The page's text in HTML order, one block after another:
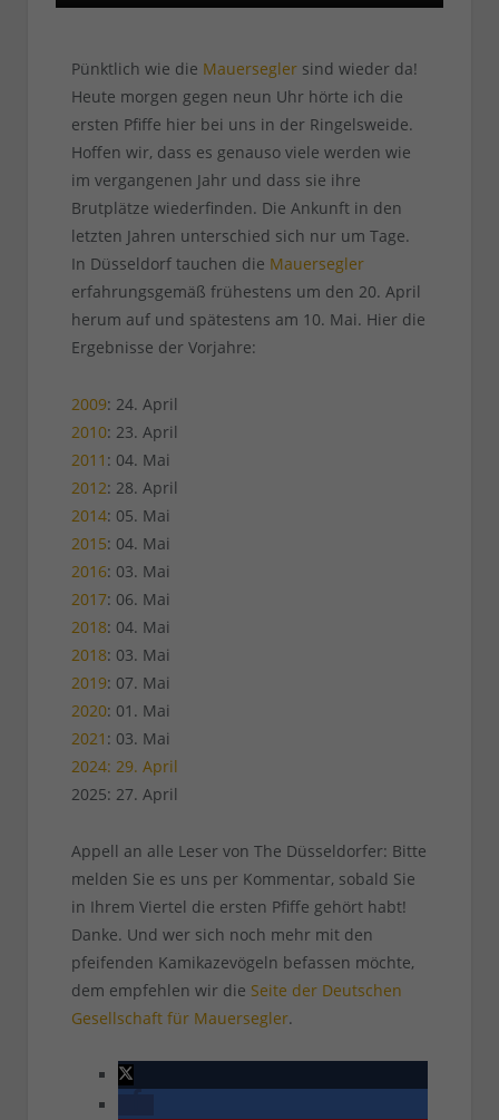
Pünktlich wie die Mauerseglersind wieder da!
Heute morgen gegen neun Uhr hörte ich die
ersten Pfiffe hier bei uns in der Ringelsweide.
Hoffen wir, dass es genauso viele werden wie
im vergangenen Jahr und dass sie ihre
Brutplätze wiederfinden. Die Ankunft in den
letzten Jahren unterschied sich nur um Tage.
In Düsseldorf tauchen die Mauersegler
erfahrungsgemäß frühestens um den 20. April
herum auf und spätestens am 10. Mai. Hier die
Ergebnisse der Vorjahre:
2009: 24. April
2010: 23. April
2011 : 04. Mai
2012: 28. April
2014: 05. Mai
2015: 04. Mai
2016: 03. Mai
2017: 06. Mai
2018: 04. Mai
2018: 03. Mai
2019: 07. Mai
2020: 01. Mai
2021 : 03. Mai
2024: 29. April
2025: 27. April
Appell an alle Leser von The Düsseldorfer: Bitte
melden Sie es uns per Kommentar, sobald Sie
in Ihrem Viertel die ersten Pfiffe gehört habt!
Danke. Und wer sich noch mehr mit den
pfeifenden Kamikazevögeln befassen möchte,
dem empfehlen wir die Seite der Deutschen
Gesellschaft für Mauersegler.